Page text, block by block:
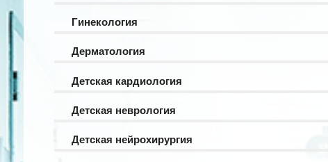
Гинекология
Дерматология
Детская кардиология
Детская неврология
Детская нейрохирургия